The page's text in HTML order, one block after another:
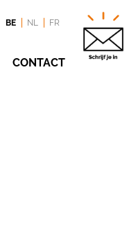
BE NL FR
CONTACT